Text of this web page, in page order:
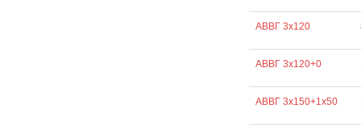
АВВГ 3х120
АВВГ 3х120+0
АВВГ 3х150+1х50